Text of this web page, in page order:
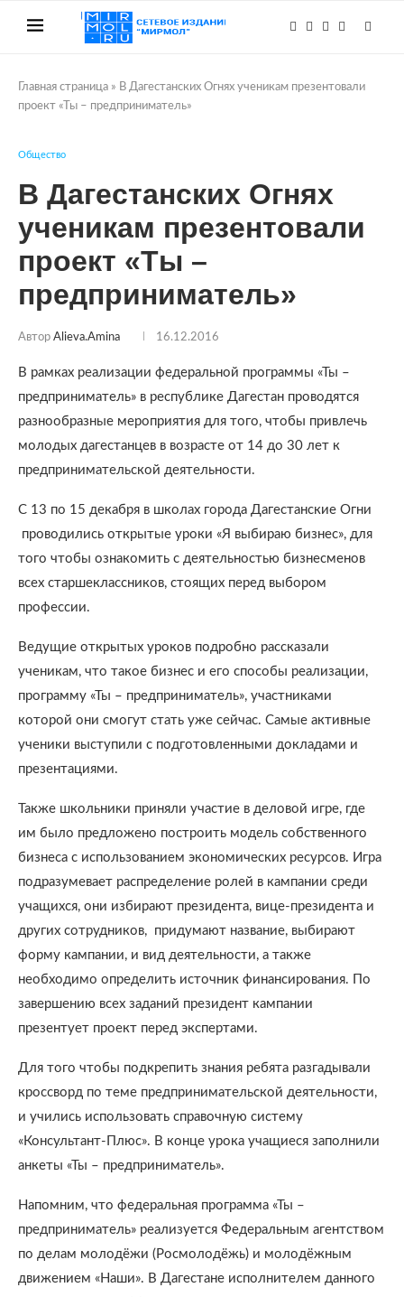
Главная страница » В Дагестанских Огнях ученикам презентовали
проект «Ты – предприниматель»
Общество
В Дагестанских Огнях
ученикам презентовали
проект «Ты –
предприниматель»
Автор Alieva.amina 16.12.2016
В рамках реализации федеральной программы «Ты –
предприниматель» в республике Дагестан проводятся
разнообразные мероприятия для того, чтобы привлечь
молодых дагестанцев в возрасте от 14 до 30 лет к
предпринимательской деятельности.
С 13 по 15 декабря в школах города Дагестанские Огни
проводились открытые уроки «Я выбираю бизнес», для
того чтобы ознакомить с деятельностью бизнесменов
всех старшеклассников, стоящих перед выбором
профессии.
Ведущие открытых уроков подробно рассказали
ученикам, что такое бизнес и его способы реализации,
программу «Ты – предприниматель», участниками
которой они смогут стать уже сейчас. Самые активные
ученики выступили с подготовленными докладами и
презентациями.
Также школьники приняли участие в деловой игре, где
им было предложено построить модель собственного
бизнеса с использованием экономических ресурсов. Игра
подразумевает распределение ролей в кампании среди
учащихся, они избирают президента, вице-президента и
других сотрудников, придумают название, выбирают
форму кампании, и вид деятельности, а также
необходимо определить источник финансирования. По
завершению всех заданий президент кампании
презентует проект перед экспертами.
Для того чтобы подкрепить знания ребята разгадывали
кроссворд по теме предпринимательской деятельности,
и учились использовать справочную систему
«Консультант-Плюс». В конце урока учащиеся заполнили
анкеты «Ты – предприниматель».
Напомним, что федеральная программа «Ты –
предприниматель» реализуется Федеральным агентством
по делам молодёжи (Росмолодёжь) и молодёжным
движением «Наши». В Дагестане исполнителем данного